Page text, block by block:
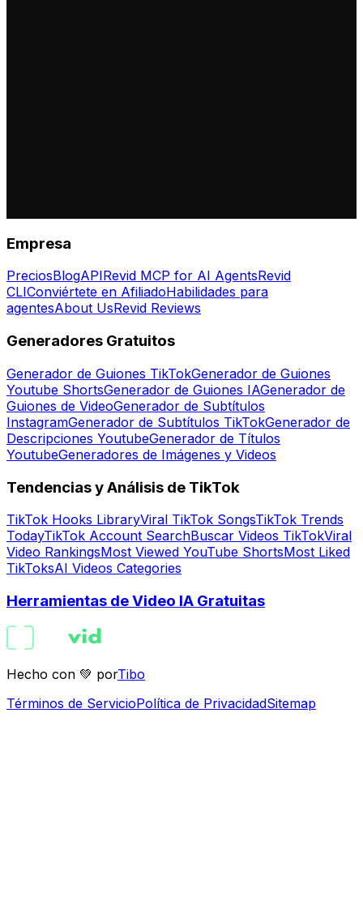
Empresa
PreciosBlogAPIRevid MCP for AI AgentsRevid
CLIConviértete en AfiliadoHabilidades para
agentesAbout UsRevid Reviews
Generadores Gratuitos
Generador de Guiones TikTokGenerador de Guiones
Youtube ShortsGenerador de Guiones IAGenerador de
Guiones de VideoGenerador de Subtítulos
InstagramGenerador de Subtítulos TikTokGenerador de
Descripciones YoutubeGenerador de Títulos
YoutubeGeneradores de Imágenes y Videos
Tendencias y Análisis de TikTok
TikTok Hooks LibraryViral TikTok SongsTikTok Trends
TodayTikTok Account SearchBuscar Videos TikTokViral
Video RankingsMost Viewed YouTube ShortsMost Liked
TikToksAI Videos Categories
Herramientas de Video IA Gratuitas
Hecho con 💚 porTibo
Términos de ServicioPolítica de PrivacidadSitemap